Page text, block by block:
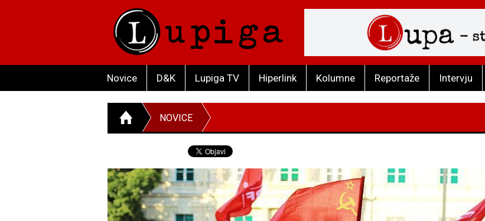
Novice D&K Lupiga TV Hiperlink Kolumne Reportaže Intervju
NOVICE